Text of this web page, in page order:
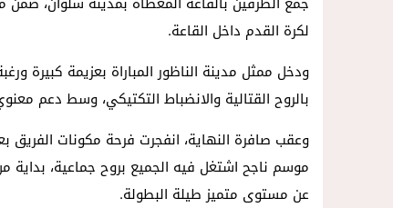
لكرة القدم داخل القاعة.
ودخل ممثل مدينة الناظور المباراة بعزيمة كبيرة
بالروح القتالية والانضباط التكتيكي، وسط دعم
وعقب صافرة النهاية، انفجرت فرحة مكونات الفريق
موسم ناجح اشتغل فيه الجميع بروح جماعية، بداية
عن مستوى متميز طيلة البطولة.